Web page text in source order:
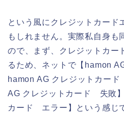
という風にクレジットカード
もしれません。実際私自身も
ので、まず、クレジットカー
るため、ネットで【hamon
hamon AG クレジットカー
AG クレジットカード 失敗
カード エラー】という感じ